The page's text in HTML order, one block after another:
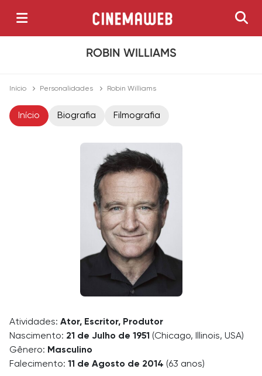
ROBIN WILLIAMS
Início Personalidades Robin Williams
Início Biografia Filmografia
Atividades: Ator, Escritor, Produtor
Nascimento: 21 de Julho de 1951 (Chicago, Illinois, USA)
Gênero: Masculino
Falecimento: 11 de Agosto de 2014 (63 anos)